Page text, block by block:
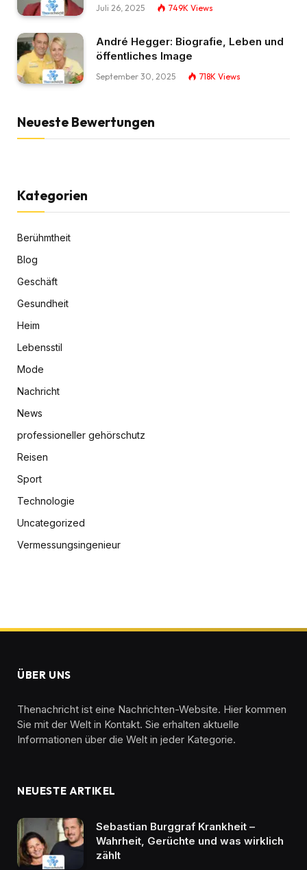
Juli 26, 2025 749K Views
André Hegger: Biografie, Leben und
öffentliches Image
September 30, 2025 718K Views
Neueste Bewertungen
Kategorien
Berühmtheit
Blog
Geschäft
Gesundheit
Heim
Lebensstil
Mode
Nachricht
News
professioneller gehörschutz
Reisen
Sport
Technologie
Uncategorized
Vermessungsingenieur
ÜBER UNS
Thenachricht ist eine Nachrichten-Website. Hier kommen
Sie mit der Welt in Kontakt. Sie erhalten aktuelle
Informationen über die Welt in jeder Kategorie.
NEUESTE ARTIKEL
Sebastian Burggraf Krankheit –
Wahrheit, Gerüchte und was wirklich
zählt